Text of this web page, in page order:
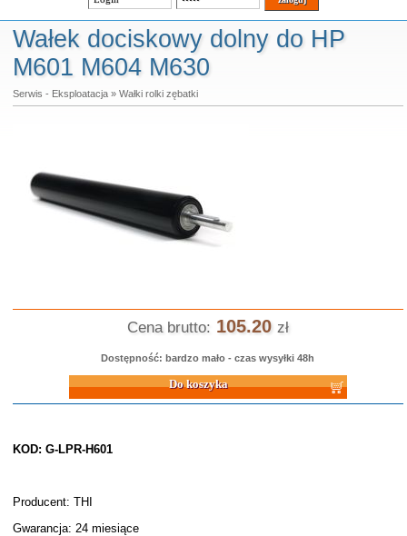
Wałek dociskowy dolny do HP
M601 M604 M630
Serwis - Eksploatacja» Wałki rolki zębatki
Cena brutto: 105.20 zł
Dostępność: bardzo mało - czas wysyłki 48h
Do koszyka
KOD: G-LPR-H601
Producent: THI
Gwarancja: 24 miesiące